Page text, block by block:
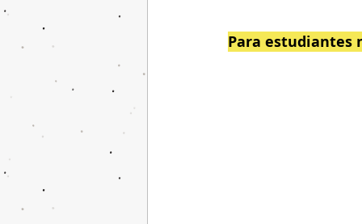
Para estudiantes